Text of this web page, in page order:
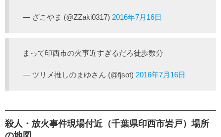
— ざこやま (@ZZaki0317) 2016年7月16日
まって印西市の火事近すぎるだろ徒歩数分
— ツリメ推しのまゆさん (@fjsot) 2016年7月16日
殺人・放火事件現場付近（千葉県印西市岩戸）場所